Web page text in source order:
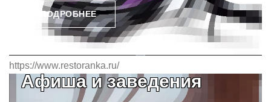
ПОДРОБНЕЕ
https://www.restoranka.ru/
Афиша и заведения